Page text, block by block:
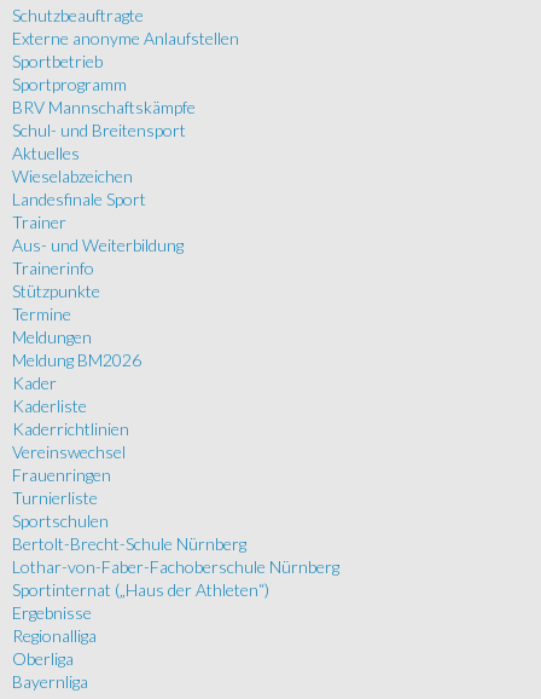
Schutzbeauftragte
Externe anonyme Anlaufstellen
Sportbetrieb
Sportprogramm
BRV Mannschaftskämpfe
Schul- und Breitensport
Aktuelles
Wieselabzeichen
Landesfinale Sport
Trainer
Aus- und Weiterbildung
Trainerinfo
Stützpunkte
Termine
Meldungen
Meldung BM2026
Kader
Kaderliste
Kaderrichtlinien
Vereinswechsel
Frauenringen
Turnierliste
Sportschulen
Bertolt-Brecht-Schule Nürnberg
Lothar-von-Faber-Fachoberschule Nürnberg
Sportinternat („Haus der Athleten“)
Ergebnisse
Regionalliga
Oberliga
Bayernliga